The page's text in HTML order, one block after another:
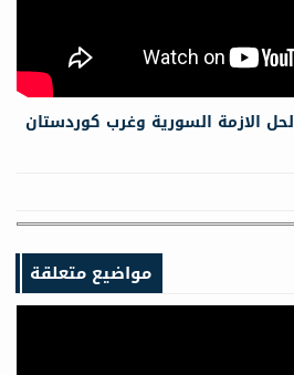
الازمة السورية وغرب كوردستان
مواضيع متعلقة